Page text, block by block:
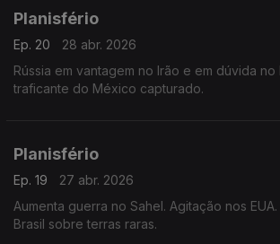
Planisfério
Ep. 20
28 abr. 2026
Rússia em vantagem no Irão e em dúvida no
traficante do México capturado.
Planisfério
Ep. 19
27 abr. 2026
Aumenta guerra no Sahel. Agitação nos
Brasil sobre terras raras.